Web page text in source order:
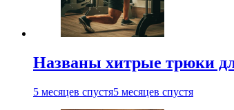
Названы хитрые трюки
5 месяцев спустя5 месяцев спустя